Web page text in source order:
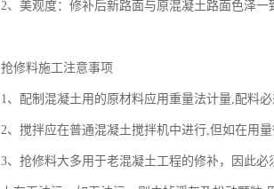
2、美观度：修补后新路面与原混凝土路面色泽一
抢修料施工注意事项
1、配制混凝土用的原材料应用重量法计量,配料必
2、搅拌应在普通混凝土搅拌机中进行,但如在用
3、抢修料大多用于老混凝土工程的修补，因此